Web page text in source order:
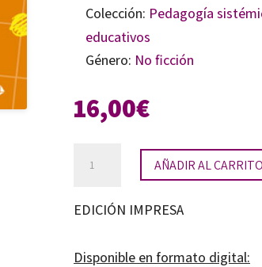
Colección: Pedagogía
educativos
Género: No ficción
16,00€
sutiles
la
AÑADIR AL CARRITO
EDICIÓN IMPRESA
Disponible en formato digital: